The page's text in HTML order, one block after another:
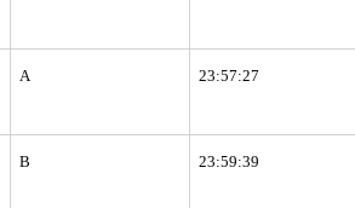
A 23:57:27
B 23:59:39